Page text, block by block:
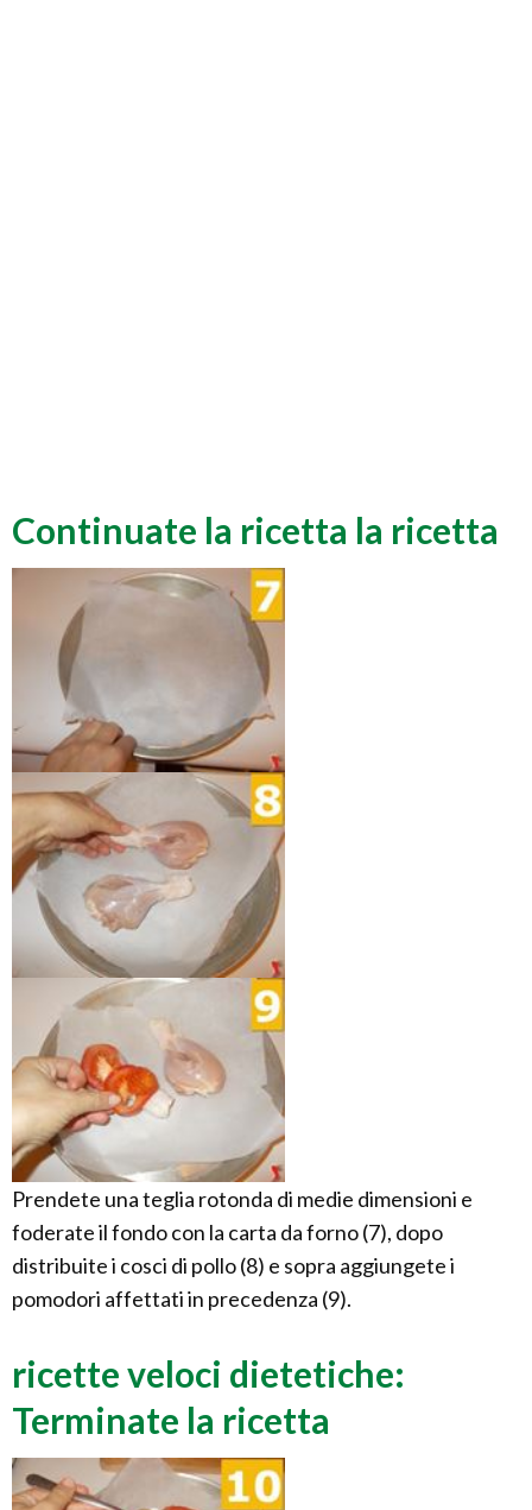
Continuate la ricetta la ricetta
Prendete una teglia rotonda di medie dimensioni e
foderate il fondo con la carta da forno (7), dopo
distribuite i cosci di pollo (8) e sopra aggiungete i
pomodori affettati in precedenza (9).
ricette veloci dietetiche:
Terminate la ricetta